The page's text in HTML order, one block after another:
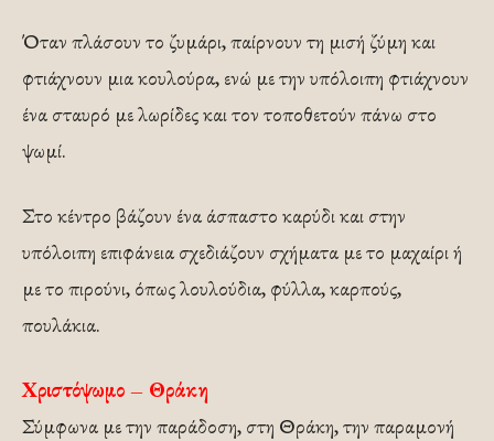
Όταν πλάσουν το ζυμάρι, παίρνουν τη μισή ζύμη και
φτιάχνουν μια κουλούρα, ενώ με την υπόλοιπη φτιάχνουν
ένα σταυρό με λωρίδες και τον τοποθετούν πάνω στο
ψωμί.
Στο κέντρο βάζουν ένα άσπαστο καρύδι και στην
υπόλοιπη επιφάνεια σχεδιάζουν σχήματα με το μαχαίρι ή
με το πιρούνι, όπως λουλούδια, φύλλα, καρπούς,
πουλάκια.
Χριστόψωμο – Θράκη
Σύμφωνα με την παράδοση, στη Θράκη, την παραμονή